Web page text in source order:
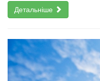
Детальніше